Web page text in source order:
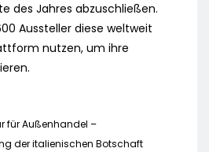
des Jahres abzuschließen.
Aussteller diese weltweit
nutzen, um ihre
für Außenhandel –
der italienischen Botschaft